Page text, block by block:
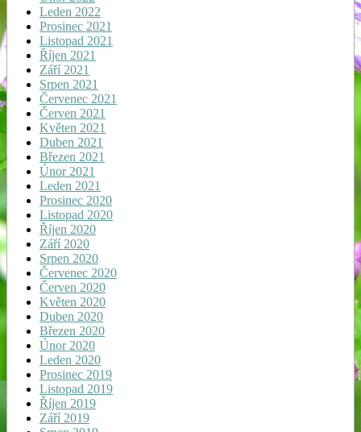
Leden 2022
Prosinec 2021
Listopad 2021
Říjen 2021
Září 2021
Srpen 2021
Červenec 2021
Červen 2021
Květen 2021
Duben 2021
Březen 2021
Únor 2021
Leden 2021
Prosinec 2020
Listopad 2020
Říjen 2020
Září 2020
Srpen 2020
Červenec 2020
Červen 2020
Květen 2020
Duben 2020
Březen 2020
Únor 2020
Leden 2020
Prosinec 2019
Listopad 2019
Říjen 2019
Září 2019